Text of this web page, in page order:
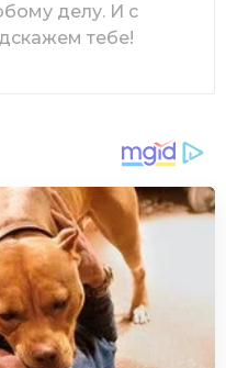
делу. И с
тебе!